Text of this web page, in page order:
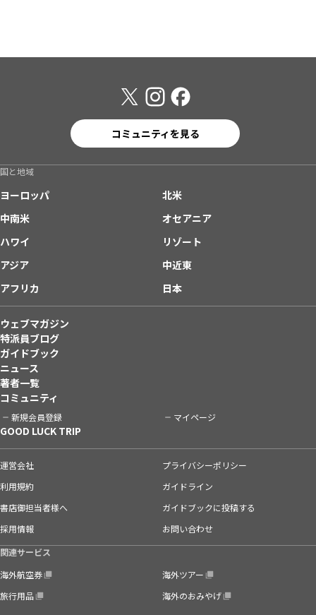
コミュニティを見る
国と地域
ヨーロッパ
北米
中南米
オセアニア
ハワイ
リゾート
アジア
中近東
アフリカ
日本
ウェブマガジン
特派員ブログ
ガイドブック
ニュース
著者一覧
コミュニティ
新規会員登録 マイページ
GOOD LUCK TRIP
運営会社
プライバシーポリシー
利用規約
ガイドライン
書店御担当者様へ
ガイドブックに投稿する
採用情報
お問い合わせ
関連サービス
海外航空券
海外ツアー
旅行用品
海外のおみやげ